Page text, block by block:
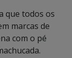
que todos os
marcas de
com o pé